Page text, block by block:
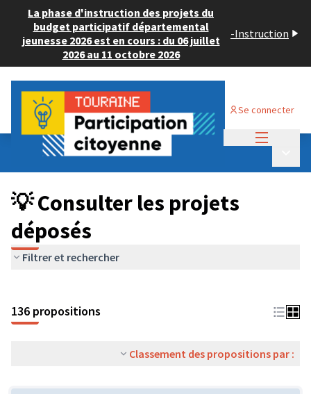
La phase d'instruction des projets du
budget participatif départemental
jeunesse 2026 est en cours : du 06 juillet
2026 au 11 octobre 2026
-Instruction
Se connecter
Budget Participatif JEUNESSE 2024
💡 Consulter les projets déposés
💡 Consulter les projets
déposés
Filtrer et rechercher
136 propositions
Classement des propositions par :